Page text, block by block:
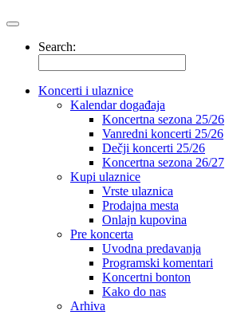
Search:
Koncerti i ulaznice
Kalendar događaja
Koncertna sezona 25/26
Vanredni koncerti 25/26
Dečji koncerti 25/26
Koncertna sezona 26/27
Kupi ulaznice
Vrste ulaznica
Prodajna mesta
Onlajn kupovina
Pre koncerta
Uvodna predavanja
Programski komentari
Koncertni bonton
Kako do nas
Arhiva